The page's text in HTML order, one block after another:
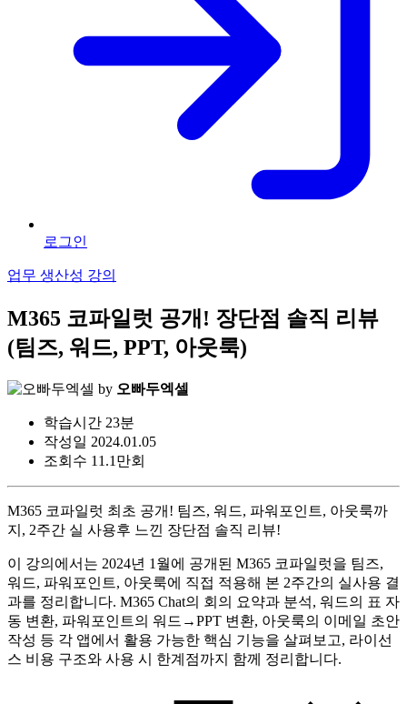
로그인
업무 생산성 강의
M365 코파일럿 공개! 장단점 솔직 리뷰
(팀즈, 워드, PPT, 아웃룩)
by 오빠두엑셀
학습시간 23분
작성일 2024.01.05
조회수 11.1만회
M365 코파일럿 최초 공개! 팀즈, 워드, 파워포인트, 아웃룩까
지, 2주간 실 사용후 느낀 장단점 솔직 리뷰!
이 강의에서는 2024년 1월에 공개된 M365 코파일럿을 팀즈,
워드, 파워포인트, 아웃룩에 직접 적용해 본 2주간의 실사용 결
과를 정리합니다. M365 Chat의 회의 요약과 분석, 워드의 표 자
동 변환, 파워포인트의 워드→PPT 변환, 아웃룩의 이메일 초안
작성 등 각 앱에서 활용 가능한 핵심 기능을 살펴보고, 라이선
스 비용 구조와 사용 시 한계점까지 함께 정리합니다.